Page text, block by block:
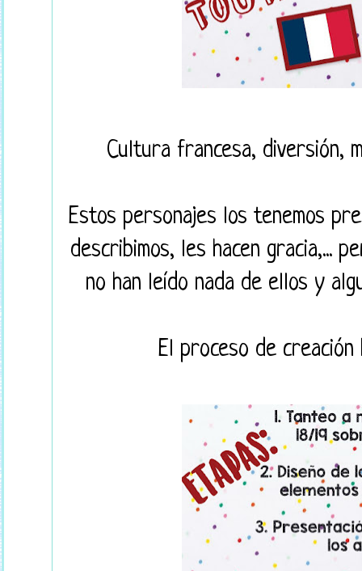
Cultura francesa, diversión,
Estos personajes los tenemos
describimos, les hacen gracia,...
no han leído nada de ellos y
El proceso de